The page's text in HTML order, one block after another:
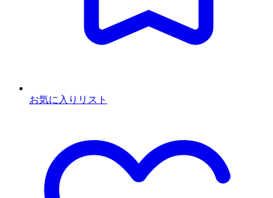
お気に入りリスト